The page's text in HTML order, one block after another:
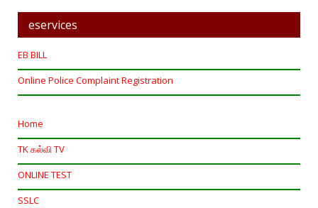
eservices
EB BILL
Online Police Complaint Registration
Home
TK கல்வி TV
ONLINE TEST
SSLC